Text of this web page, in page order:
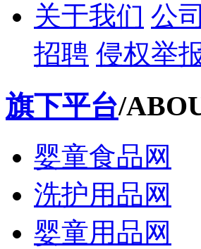
关于我们 公
招聘 侵权举
旗下平台/
婴童食品网
洗护用品网
婴童用品网